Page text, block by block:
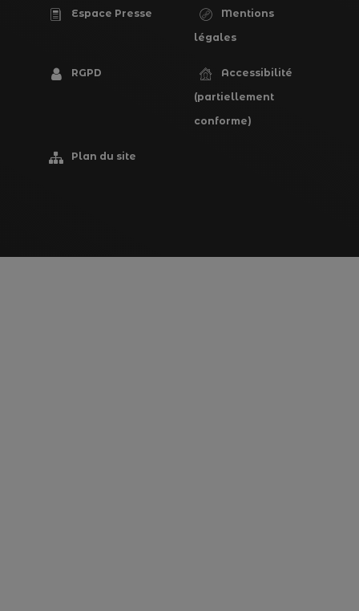
PIED
DE
Espace Presse
Mentions
légales
RGPD
Accessibilité
(partiellement
conforme)
Plan du site